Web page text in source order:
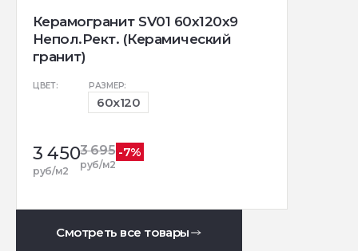
Керамогранит SV01 60x120x9
Непол.Рект. (Керамический
гранит)
ЦВЕТ: РАЗМЕР:
60x120
3 450
руб/м2
3 695
руб/м2
-7%
Смотреть все товары